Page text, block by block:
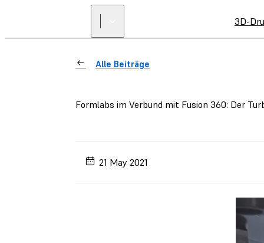
3D-
Alle Beiträge
Formlabs im Verbund mit Fusion 360: Der
21 May 2021